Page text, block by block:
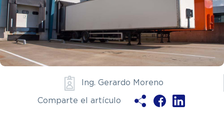
Ing. Gerardo Moreno
Comparte el artículo